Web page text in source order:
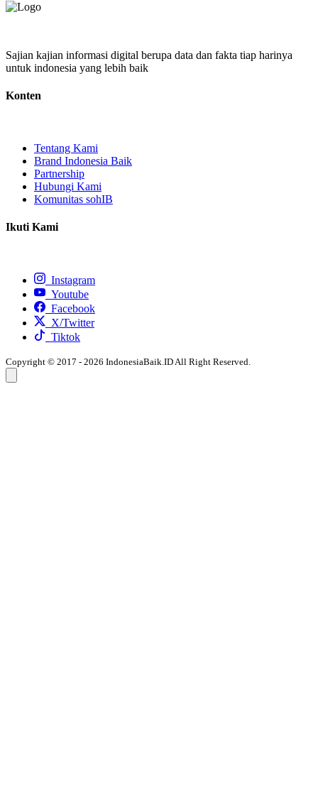
Sajian kajian informasi digital berupa data dan fakta tiap harinya
untuk indonesia yang lebih baik
Konten
Tentang Kami
Brand Indonesia Baik
Partnership
Hubungi Kami
Komunitas sohIB
Ikuti Kami
Instagram
Youtube
Facebook
X/Twitter
Tiktok
Copyright © 2017 - 2026 IndonesiaBaik.ID All Right Reserved.